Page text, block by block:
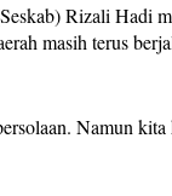
Rizali Hadi
masih terus
Namun